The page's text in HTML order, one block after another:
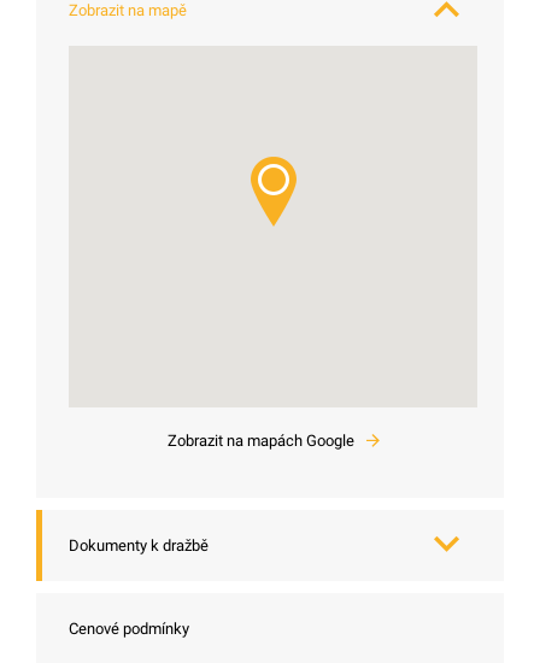
Zobrazit na mapě
Zobrazit na mapách Google
Dokumenty k dražbě
Cenové podmínky